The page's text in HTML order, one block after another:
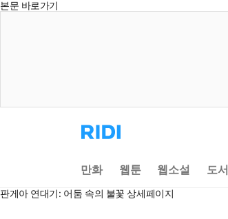
본문 바로가기
리
디
으
로
동
만화 웹툰 웹소설 도서
판게아 연대기: 어둠 속의 불꽃 상세페이지